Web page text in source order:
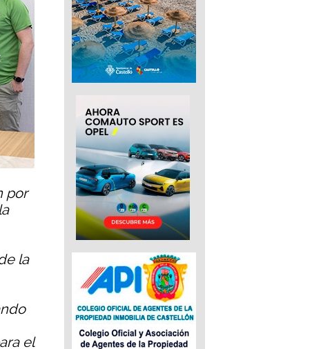
por
la
el